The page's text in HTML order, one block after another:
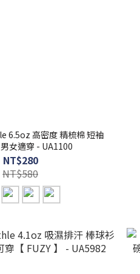
6.5oz 高密度 精梳棉 短袖
女適穿 - UA1100
NT$280
NT$580